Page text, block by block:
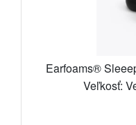
Earfoams®
Veľkosť: